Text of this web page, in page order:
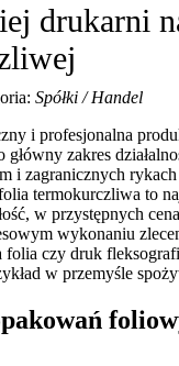
drukarni
Spółki / Handel
i profesjonalna
zakres
i zagranicznych
termokurczliwa to
w przystępnych
wykonaniu
folia czy druk
w przemyśle